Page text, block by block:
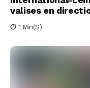
valises en
1 Min(s)